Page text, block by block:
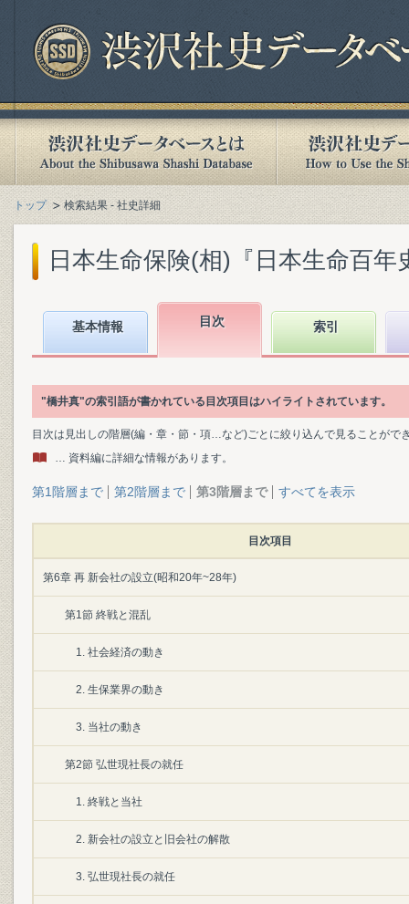
トップ 検索結果 - 社史詳細
日本生命保険(相)『日本生命百年
基本情報 目次 索引
"橋井真"の索引語が書かれている目次項目はハイライトされています。
目次は見出しの階層(編・章・節・項…など)ごとに絞り込んで見ることがで
… 資料編に詳細な情報があります。
第1階層まで 第2階層まで 第3階層まで すべてを表示
目次項目
第6章 再 新会社の設立(昭和20年~28年)
第1節 終戦と混乱
1. 社会経済の動き
2. 生保業界の動き
3. 当社の動き
第2節 弘世現社長の就任
1. 終戦と当社
2. 新会社の設立と旧会社の解散
3. 弘世現社長の就任